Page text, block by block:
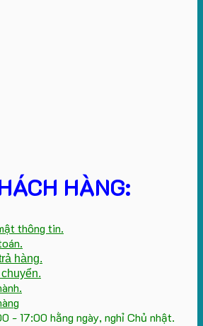
HÀNG:
thông tin.
hàng.
- 17:00 hằng ngày, nghỉ Chủ nhật.